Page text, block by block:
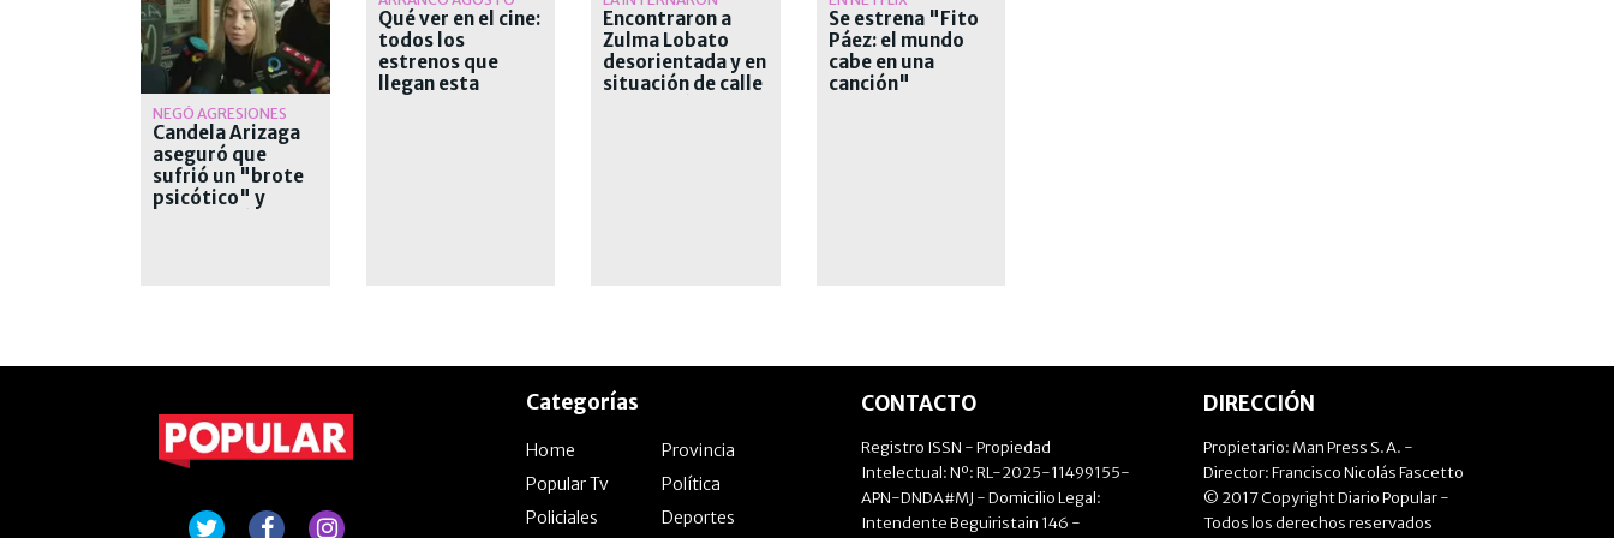
NEGÓ AGRESIONES
Candela Arizaga
aseguró que
sufrió un "brote
psicótico" y
Qué ver en el cine:
todos los
estrenos que
llegan esta
Encontraron a
Zulma Lobato
desorientada y en
situación de calle
Se estrena "Fito
Páez: el mundo
cabe en una
canción"
Categorías
Home
Provincia
Popular Tv
Política
Policiales
Deportes
CONTACTO
Registro ISSN - Propiedad
Intelectual: Nº: RL-2025-11499155-
APN-DNDA#MJ - Domicilio Legal:
Intendente Beguiristain 146 -
DIRECCIÓN
Propietario: Man Press S.A. -
Director: Francisco Nicolás Fascetto
© 2017 Copyright Diario Popular -
Todos los derechos reservados